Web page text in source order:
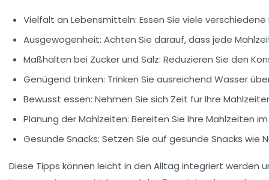
Vielfalt an Lebensmitteln: Essen Sie viele
Ausgewogenheit: Achten Sie darauf, dass jede
Maßhalten bei Zucker und Salz: Reduzieren Sie den
Genügend trinken: Trinken Sie ausreichend Wasser
Bewusst essen: Nehmen Sie sich Zeit für Ihre
Planung der Mahlzeiten: Bereiten Sie Ihre Mahlzeiten
Gesunde Snacks: Setzen Sie auf gesunde Snacks wie
Diese Tipps können leicht in den Alltag integriert werden